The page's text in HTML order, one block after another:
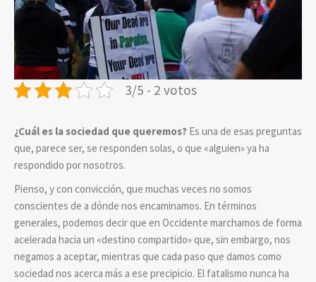
3/5 - 2 votos
¿Cuál es la sociedad que queremos? Es una de esas preguntas
que, parece ser, se responden solas, o que «alguien» ya ha
respondido por nosotros.
Pienso, y con convicción, que muchas veces no somos
conscientes de a dónde nos encaminamos. En términos
generales, podemos decir que en Occidente marchamos de forma
acelerada hacia un «destino compartido» que, sin embargo, nos
negamos a aceptar, mientras que cada paso que damos como
sociedad nos acerca más a ese precipicio. El fatalismo nunca ha